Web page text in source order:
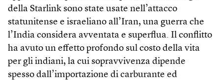
della Starlink sono state usate nell’attacco
statunitense e israeliano all’Iran, una guerra che
l’India considera avventata e superflua. Il conflitto
ha avuto un effetto profondo sul costo della vita
per gli indiani, la cui sopravvivenza dipende
spesso dall’importazione di carburante ed